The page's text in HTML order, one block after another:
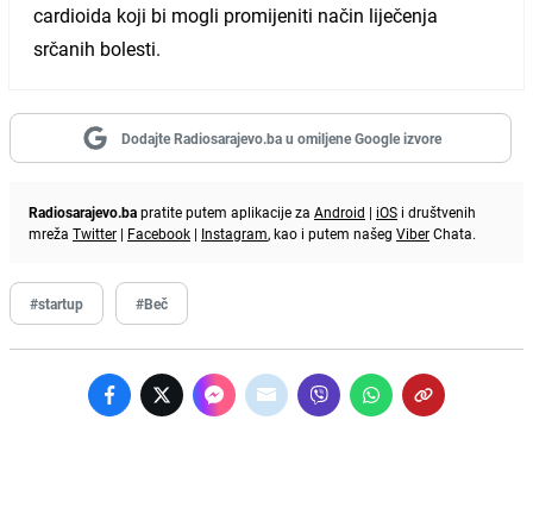
cardioida koji bi mogli promijeniti način liječenja
srčanih bolesti.
Dodajte Radiosarajevo.ba u omiljene Google izvore
Radiosarajevo.bapratite putem aplikacije za Android | iOS i društvenih
mreža Twitter | Facebook | Instagram, kao i putem našeg ViberChata.
#startup #Beč